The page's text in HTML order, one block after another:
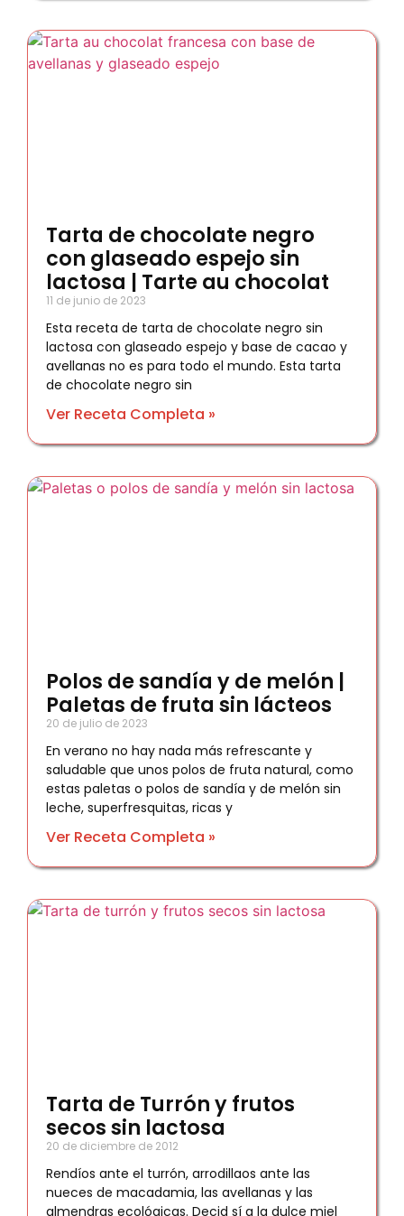
Tarta de chocolate negro
con glaseado espejo sin
lactosa | Tarte au chocolat
11 de junio de 2023
Esta receta de tarta de chocolate negro sin
lactosa con glaseado espejo y base de cacao y
avellanas no es para todo el mundo. Esta tarta
de chocolate negro sin
Ver Receta Completa »
Polos de sandía y de melón |
Paletas de fruta sin lácteos
20 de julio de 2023
En verano no hay nada más refrescante y
saludable que unos polos de fruta natural, como
estas paletas o polos de sandía y de melón sin
leche, superfresquitas, ricas y
Ver Receta Completa »
Tarta de Turrón y frutos
secos sin lactosa
20 de diciembre de 2012
Rendíos ante el turrón, arrodillaos ante las
nueces de macadamia, las avellanas y las
almendras ecológicas. Decid sí a la dulce miel